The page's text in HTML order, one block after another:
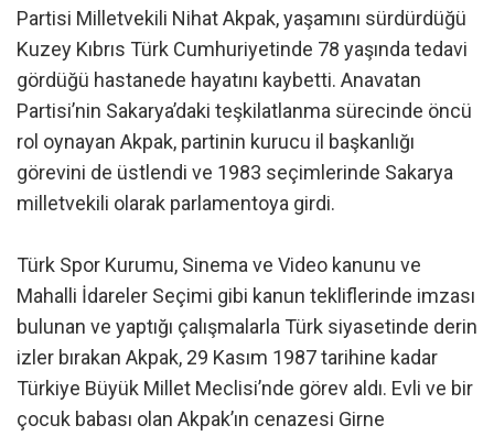
Partisi Milletvekili Nihat Akpak, yaşamını sürdürdüğü
Kuzey Kıbrıs Türk Cumhuriyetinde 78 yaşında tedavi
gördüğü hastanede hayatını kaybetti. Anavatan
Partisi’nin Sakarya’daki teşkilatlanma sürecinde öncü
rol oynayan Akpak, partinin kurucu il başkanlığı
görevini de üstlendi ve 1983 seçimlerinde Sakarya
milletvekili olarak parlamentoya girdi.
Türk Spor Kurumu, Sinema ve Video kanunu ve
Mahalli İdareler Seçimi gibi kanun tekliflerinde imzası
bulunan ve yaptığı çalışmalarla Türk siyasetinde derin
izler bırakan Akpak, 29 Kasım 1987 tarihine kadar
Türkiye Büyük Millet Meclisi’nde görev aldı. Evli ve bir
çocuk babası olan Akpak’ın cenazesi Girne